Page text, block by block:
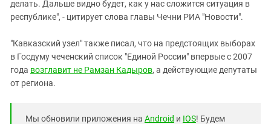
делать. Дальше видно будет, как у нас сложится ситуация в
республике", - цитирует слова главы Чечни РИА "Новости".
"Кавказский узел" также писал, что на предстоящих выборах
в Госдуму чеченский список "Единой России" впервые с 2007
года возглавит не Рамзан Кадыров, а действующие депутаты
от региона.
Мы обновили приложения на Android и IOS! Будем